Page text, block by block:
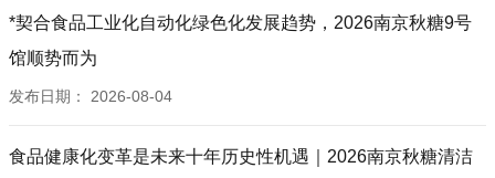
*契合食品工业化自动化绿色化发展趋势，2026南京秋糖9号
馆顺势而为
发布日期： 2026-08-04
食品健康化变革是未来十年历史性机遇｜2026南京秋糖清洁